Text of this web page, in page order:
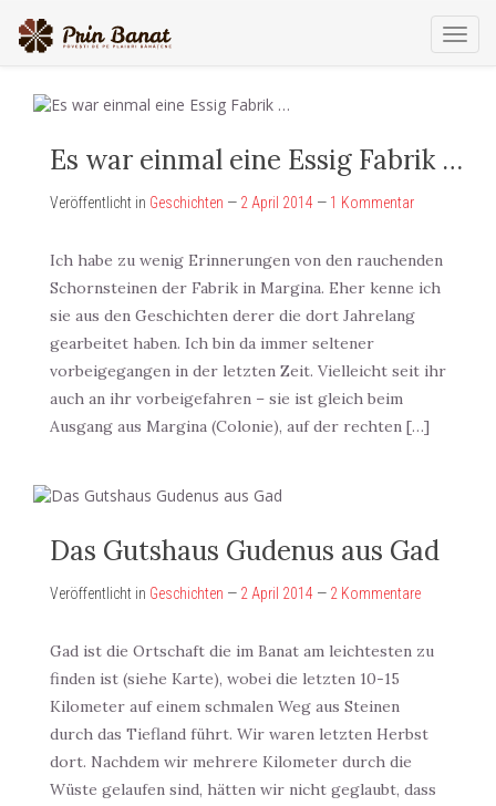
Es war einmal eine Essig Fabrik …
Veröffentlicht in Geschichten — 2 April 2014 — 1 Kommentar
Ich habe zu wenig Erinnerungen von den rauchenden
Schornsteinen der Fabrik in Margina. Eher kenne ich
sie aus den Geschichten derer die dort Jahrelang
gearbeitet haben. Ich bin da immer seltener
vorbeigegangen in der letzten Zeit. Vielleicht seit ihr
auch an ihr vorbeigefahren – sie ist gleich beim
Ausgang aus Margina (Colonie), auf der rechten […]
Das Gutshaus Gudenus aus Gad
Veröffentlicht in Geschichten — 2 April 2014 — 2 Kommentare
Gad ist die Ortschaft die im Banat am leichtesten zu
finden ist (siehe Karte), wobei die letzten 10-15
Kilometer auf einem schmalen Weg aus Steinen
durch das Tiefland führt. Wir waren letzten Herbst
dort. Nachdem wir mehrere Kilometer durch die
Wüste gelaufen sind, hätten wir nicht geglaubt, dass